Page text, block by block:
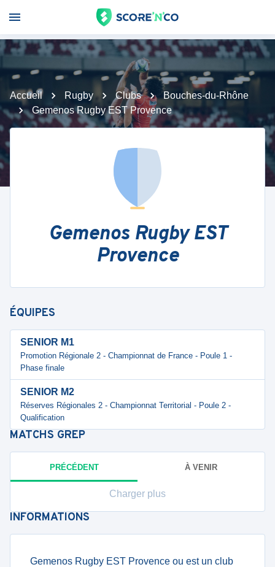
Accueil Rugby Clubs
Bouches-du-Rhône
Gemenos Rugby EST Provence
Gemenos Rugby EST
Provence
ÉQUIPES
SENIOR M1
Promotion Régionale 2 - Championnat de France - Poule 1 -
Phase finale
SENIOR M2
Réserves Régionales 2 - Championnat Territorial - Poule 2 -
Qualification
MATCHS GREP
PRÉCÉDENT À VENIR
Charger plus
INFORMATIONS
Gemenos Rugby EST Provence ou est un club